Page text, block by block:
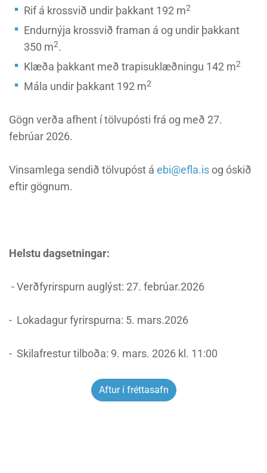
Rif á krossvið undir þakkant 192 m2
Endurnýja krossvið framan á og undir þakkant
350 m2.
Klæða þakkant með trapisuklæðningu 142 m2
Mála undir þakkant 192 m2
Gögn verða afhent í tölvupósti frá og með 27.
febrúar 2026.
Vinsamlega sendið tölvupóst á ebi@efla.isog óskið
eftir gögnum.
Helstu dagsetningar:
- Verðfyrirspurn auglýst: 27. febrúar.2026
- Lokadagur fyrirspurna: 5. mars.2026
- Skilafrestur tilboða: 9. mars. 2026 kl. 11:00
Aftur í fréttasafn